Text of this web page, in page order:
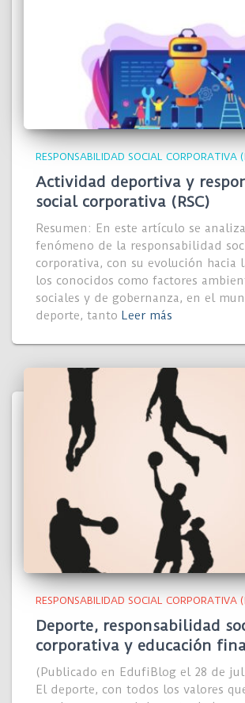
RESPONSABILIDAD SOCIAL CORPORATIVA
Actividad deportiva y
social corporativa (RSC)
Resumen: En este artículo se
fenómeno de la responsabilidad
corporativa, con su evolución hacia
los conocidos como factores
sociales y de gobernanza, en el
deporte, tanto Leer más
RESPONSABILIDAD SOCIAL CORPORATIVA
Deporte, responsabilidad
corporativa y educación
(Publicado en EdufiBlog el 28 de
El deporte, con todos los valores